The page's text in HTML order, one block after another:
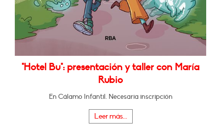
"Hotel Bu": presentación y taller con María
Rubio
En Cálamo Infantil. Necesaria inscripción
Leer más...